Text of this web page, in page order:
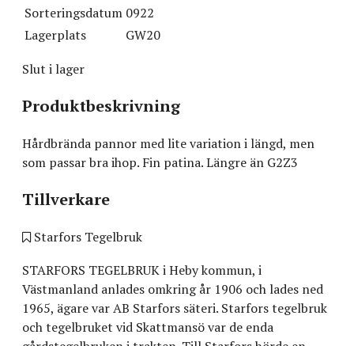
Sorteringsdatum 0922
Lagerplats
GW20
Slut i lager
Produktbeskrivning
Hårdbrända pannor med lite variation i längd, men
som passar bra ihop. Fin patina. Längre än G2Z3
Tillverkare
Starfors Tegelbruk
STARFORS TEGELBRUK i Heby kommun, i
Västmanland anlades omkring år 1906 och lades ned
1965, ägare var AB Starfors säteri. Starfors tegelbruk
och tegelbruket vid Skattmansö var de enda